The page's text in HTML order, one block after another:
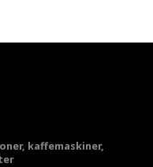
kaffemaskiner,